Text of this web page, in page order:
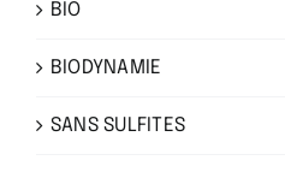
BIO
BIODYNAMIE
SANS SULFITES